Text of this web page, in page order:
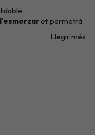
et permetrà
gaudir d'aquell